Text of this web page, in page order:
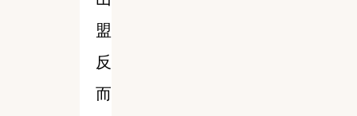
盟
反
而